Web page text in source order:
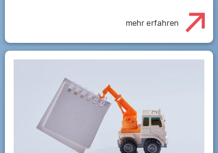
mehr erfahren